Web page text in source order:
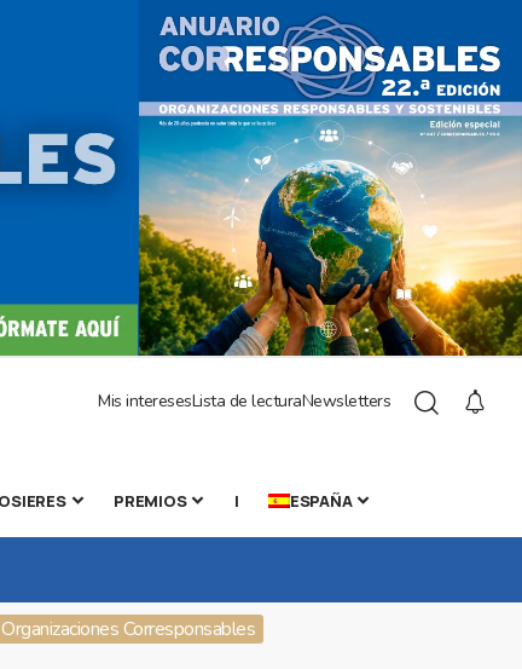
Mis interesesLista de lecturaNewsletters
PREMIOS | ESPAÑA
Corresponsables